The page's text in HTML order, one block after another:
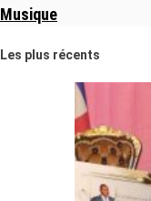
Musique
Les plus récents